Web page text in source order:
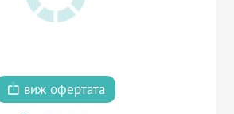
виж офертата